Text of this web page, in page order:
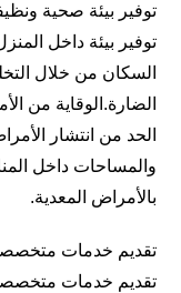
توفير بيئة صحية
توفير بيئة داخل
السكان من خلال
الضارة.الوقاية من
الحد من انتشار
والمساحات داخل
بالأمراض المعدية.
تقديم خدمات
تقديم خدمات متخصصة